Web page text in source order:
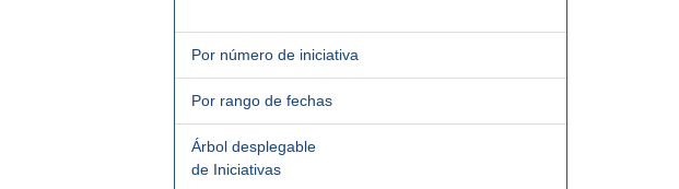
Por número de iniciativa
Por rango de fechas
Árbol desplegable
de Iniciativas